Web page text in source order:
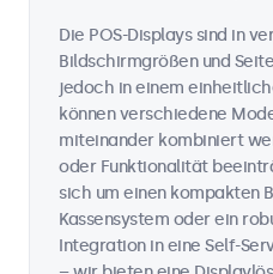
Die POS-Displays sind in
Bildschirmgrößen und
jedoch in einem
können verschiedene
miteinander kombiniert
oder Funktionalität
sich um einen kompakten
Kassensystem oder ein
Integration in eine Self-